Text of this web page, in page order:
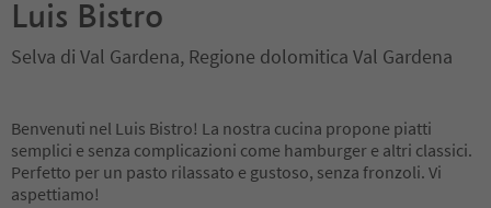
Luis Bistro
Selva di Val Gardena, Regione dolomitica Val Gardena
Benvenuti nel Luis Bistro! La nostra cucina propone piatti
semplici e senza complicazioni come hamburger e altri classici.
Perfetto per un pasto rilassato e gustoso, senza fronzoli. Vi
aspettiamo!